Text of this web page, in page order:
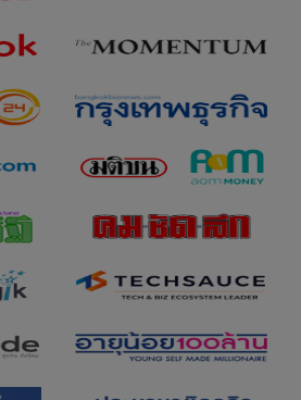
ะการระงับข้อพิพาท
หล่านี้จะอยู่ภายใต้บังคับกฎหมาย
งผู้เดียว และบริษัท (ทั้งท่านและ
พิพาทหรือสิทธิเรียกร้องใดๆ ต่อเขต
ขาดของศาลประเทศไทย ในกรณีที่